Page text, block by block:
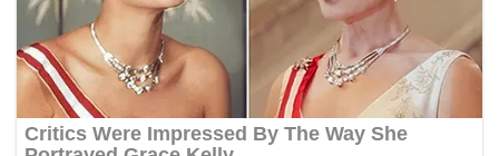
Ambank, Joanna Yu Ging Ping dengan Jho Low.
“Itu belum keluar lagi, minggu depan kamu semua
akan tahu. Kita akan dedahkan perkara ini kelak,”
katanya kepada pemberita di lobi mahkamah hari ini.